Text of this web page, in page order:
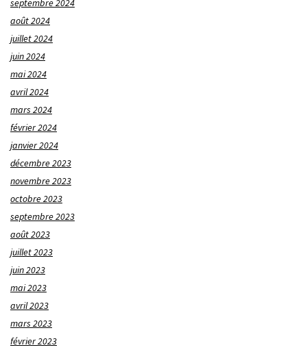
septembre 2024
août 2024
juillet 2024
juin 2024
mai 2024
avril 2024
mars 2024
février 2024
janvier 2024
décembre 2023
novembre 2023
octobre 2023
septembre 2023
août 2023
juillet 2023
juin 2023
mai 2023
avril 2023
mars 2023
février 2023